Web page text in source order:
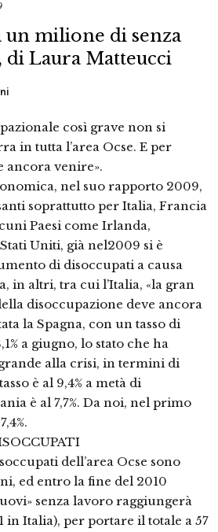
un milione di senza
Laura Matteucci
così grave non si
in tutta l’area Ocse. E per
ancora venire».
nel suo rapporto 2009,
soprattutto per Italia, Francia
Paesi come Irlanda,
Uniti, già nel2009 si è
di disoccupati a causa
in altri, tra cui l’Italia, «la gran
disoccupazione deve ancora
la Spagna, con un tasso di
a giugno, lo stato che ha
alla crisi, in termini di
è al 9,4% a metà di
è al 7,7%. Da noi, nel primo
dell’area Ocse sono
ed entro la fine del 2010
senza lavoro raggiungerà
in Italia), per portare il totale a 57